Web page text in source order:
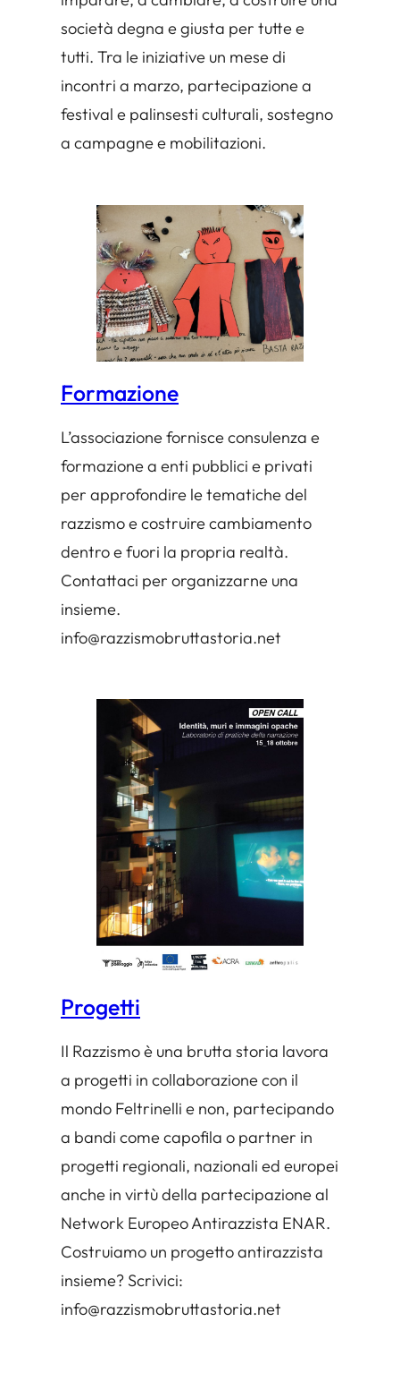
società degna e giusta per tutte e
tutti. Tra le iniziative un mese di
incontri a marzo, partecipazione a
festival e palinsesti culturali, sostegno
a campagne e mobilitazioni.
Formazione
L’associazione fornisce consulenza e
formazione a enti pubblici e privati
per approfondire le tematiche del
razzismo e costruire cambiamento
dentro e fuori la propria realtà.
Contattaci per organizzarne una
insieme.
info@razzismobruttastoria.net
Progetti
Il Razzismo è una brutta storia lavora
a progetti in collaborazione con il
mondo Feltrinelli e non, partecipando
a bandi come capofila o partner in
progetti regionali, nazionali ed europei
anche in virtù della partecipazione al
Network Europeo Antirazzista ENAR.
Costruiamo un progetto antirazzista
insieme? Scrivici:
info@razzismobruttastoria.net